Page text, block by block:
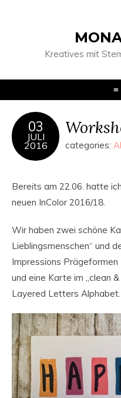
Kreatives mit
03
JULI
2016 categories:
Bereits am 22.06. hatte
neuen InColor 2016/18.
Wir haben zwei schöne
Lieblingsmenschen“ und
Impressions
und eine Karte im „clean
Layered Letters Alphabet.